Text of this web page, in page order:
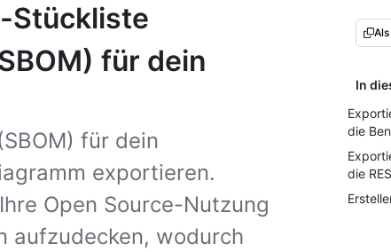
Stückliste
für dein
für dein
exportieren.
Open Source-Nutzung
aufzudecken, wodurch
In
die
die